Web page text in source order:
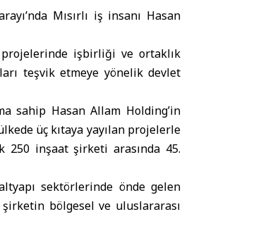
Mısırlı iş insanı Hasan
projelerinde işbirliği ve ortaklık
teşvik etmeye yönelik devlet
sahip Hasan Allam Holding’in
üç kıtaya yayılan projelerle
250 inşaat şirketi arasında 45.
sektörlerinde önde gelen
bölgesel ve uluslararası